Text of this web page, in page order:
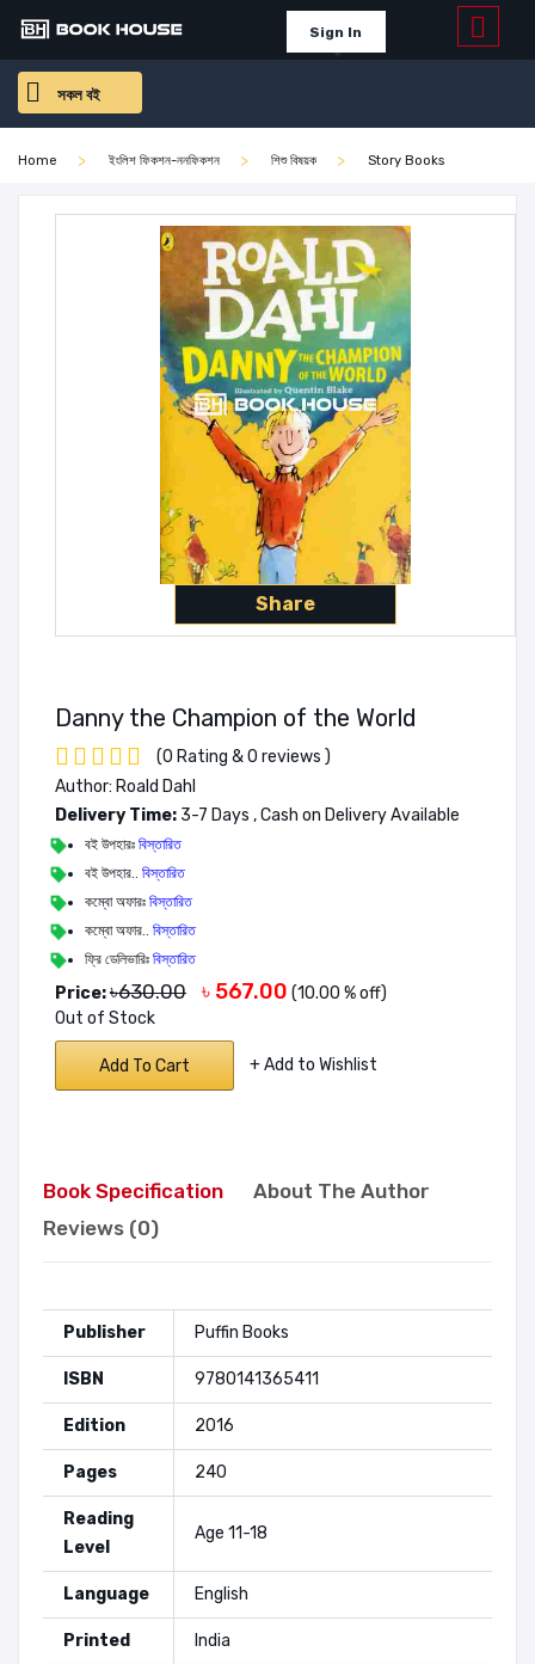
Sign In
সকল বই
Home ইংলিশ ফিকশন-ননফিকশন শিশু বিষয়ক Story Books
Share
Danny the Champion of the World
(0 Rating & 0 reviews )
Author: Roald Dahl
Delivery Time: 3-7 Days , Cash on Delivery Available
বই উপহারঃ বিস্তারিত
বই উপহার.. বিস্তারিত
কম্বো অফারঃ বিস্তারিত
কম্বো অফার.. বিস্তারিত
ফ্রি ডেলিভারিঃ বিস্তারিত
Price:৳630.00 ৳ 567.00 (10.00 % off)
Out of Stock
Add To Cart + Add to Wishlist
Book Specification
About The Author
Reviews (0)
Publisher Puffin Books
ISBN 9780141365411
Edition 2016
Pages 240
Reading
Level
Age 11-18
Language English
Printed India